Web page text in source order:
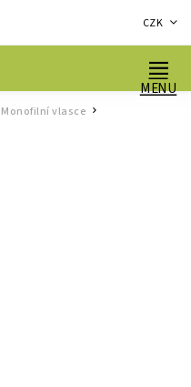
CZK
Monofilní vlasce /